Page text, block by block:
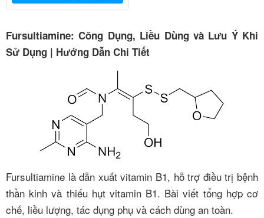
Fursultiamine: Công Dụng, Liều Dùng và Lưu Ý Khi
Sử Dụng | Hướng Dẫn Chi Tiết
Fursultiamine là dẫn xuất vitamin B1, hỗ trợ điều trị bệnh
thần kinh và thiếu hụt vitamin B1. Bài viết tổng hợp cơ
chế, liều lượng, tác dụng phụ và cách dùng an toàn.